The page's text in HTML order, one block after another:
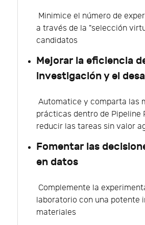
Minimice el número de
a través de la "selección
candidatos
Mejorar la eficiencia
investigación y el
Automatice y comparta las
prácticas dentro de Pipeline
reducir las tareas sin valor
Fomentar las
en datos
Complemente la
laboratorio con una potente
materiales